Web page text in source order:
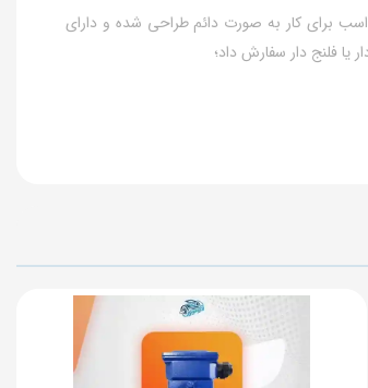
الکتروموتورهای سه فاز جمکو از نوع موتورهای آسنکرون (القایی) بوده که با روتور قفس سنجابی و پوسته چدنی تولید می شوند. الکتروموتور جمکو سه فاز 15 کیلو وات 20 اسب برای کار به صورت دائم طراحی شده و دارای